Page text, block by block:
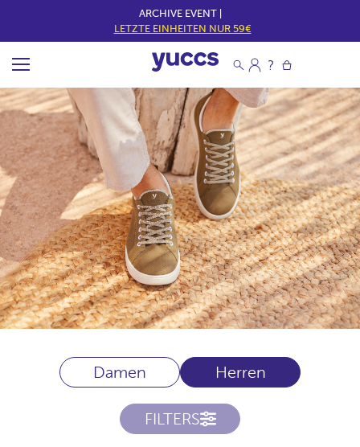
ARCHIVE EVENT |
LETZTE EINHEITEN NUR 59€
Damen Herren
FILTERS